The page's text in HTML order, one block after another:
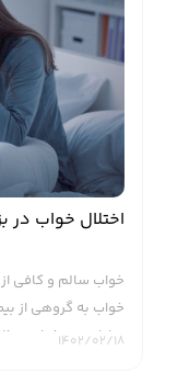
اختلال خواب در
خواب سالم و کافی
خواب به گروهی از
توانایی در خواب
۱۴۰۲/۰۲/۱۸